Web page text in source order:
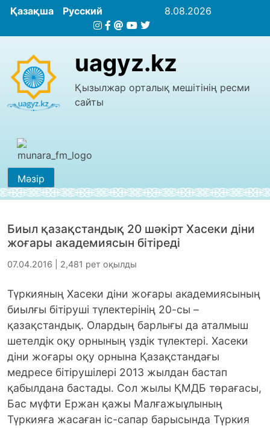
Қазақша Русский 8.08.2026
uagyz.kz
Қызылжар орталық мешітінің ресми
сайты
Мәзір
Биыл қазақстандық 20 шәкірт Хасеки діни
жоғары академиясын бітіреді
07.04.2016 | 2,481 рет оқылды
Түркияның Хасеки діни жоғары академиясының
биылғы бітіруші түлектерінің 20-сы –
қазақстандық. Олардың барлығы да аталмыш
шетелдік оқу орнының үздік түлектері. Хасеки
діни жоғары оқу орнына Қазақстандағы
медресе бітірушілері 2013 жылдан бастап
қабылдана бастады. Сол жылы ҚМДБ төрағасы,
Бас мүфти Ержан қажы Малғажыұлының
Түркияға жасаған іс-сапар барысында Түркия